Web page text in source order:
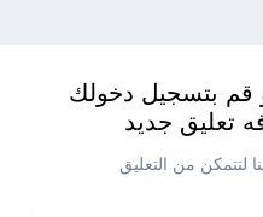
بتسجيل دخولك
تعليق جديد
لتتمكن من التعليق